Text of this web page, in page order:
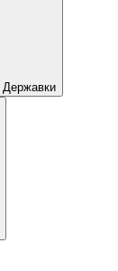
Державки